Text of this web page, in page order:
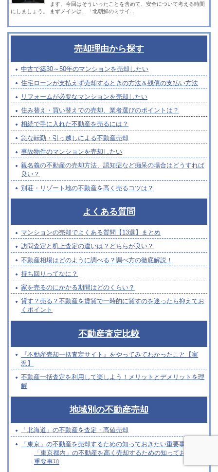
ます。今回はそういったことを含めて、安全について考える時間
にしましょう。 まずメインは、「北朝鮮のミサイ...
売却理由から探す
中古で築30～50年のマンションを売却したい
住宅ローンが支払えず売却するときの方法＆残債の支払い方法
リフォームが必要なマンションを売却したい
住み替え・買い替えでの売却、業者選びのポイントは？
相続で手に入れた不動産を売るには？
急な転勤・引っ越しによる不動産売却
事故物件のマンションを売却したい
親名義の不動産の売却方法、認知症など痴呆の場合はどうすれば
良い？
別荘・リゾート地の不動産を高く売るコツは？
よくある質問
マンションの売却でよくある質問【13選】まとめ
訪問査定と机上査定の違いは？どちらが良い？
不動産相場はどのように調べる？調べ方の徹底解説！
持ち回りってなに？
家を売るのにかかる期間はどのくらい？
貸す？売る？不動産を賃貸で一時的に貸すのを迷ったら抑えてお
くポイント
不動産査定比較
『不動産売却一括査定サイト』をやってみてわかったこと【実
況】
不動産一括査定を利用して楽しよう！メリットとデメリットを理
解
地域別の不動産売却
「北海道」の不動産を査定・高値売却
「東京」の不動産を売却するための知っておきたい重要事項
「東京都内」の不動産を高く売却するための知っておきたい
重要事項